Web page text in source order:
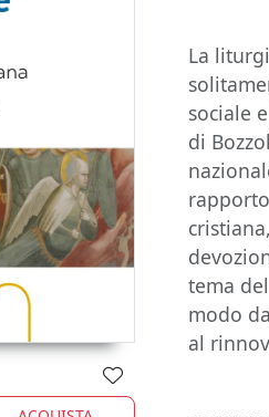
La
sociale
di
tema
modo
al